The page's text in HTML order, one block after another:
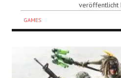
veröffentlicht
GAMES